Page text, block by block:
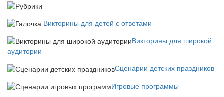
Викторины для детей с ответами
Викторины для широкой
аудитории
Сценарии детских праздников
Игровые программы